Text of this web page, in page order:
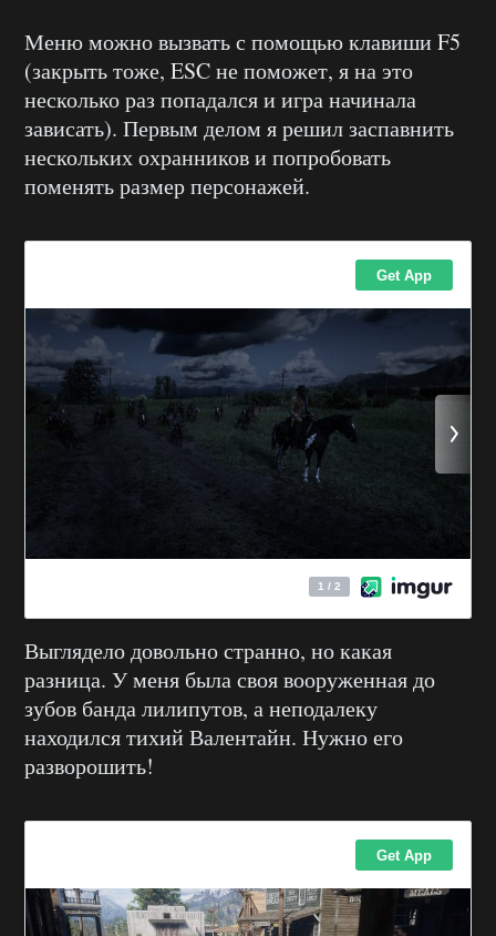
Меню можно вызвать с помощью клавиши F5
(закрыть тоже, ESC не поможет, я на это
несколько раз попадался и игра начинала
зависать). Первым делом я решил заспавнить
нескольких охранников и попробовать
поменять размер персонажей.
Выглядело довольно странно, но какая
разница. У меня была своя вооруженная до
зубов банда лилипутов, а неподалеку
находился тихий Валентайн. Нужно его
разворошить!